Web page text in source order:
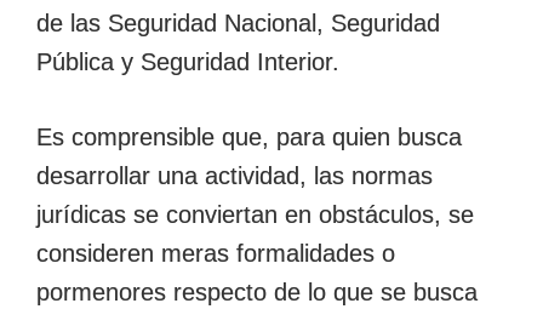
de las Seguridad Nacional, Seguridad
Pública y Seguridad Interior.
Es comprensible que, para quien busca
desarrollar una actividad, las normas
jurídicas se conviertan en obstáculos, se
consideren meras formalidades o
pormenores respecto de lo que se busca